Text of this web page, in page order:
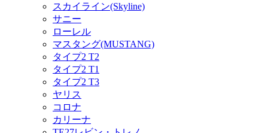
スカイライン(Skyline)
サニー
ローレル
マスタング(MUSTANG)
タイプ2 T2
タイプ2 T1
タイプ2 T3
ヤリス
コロナ
カリーナ